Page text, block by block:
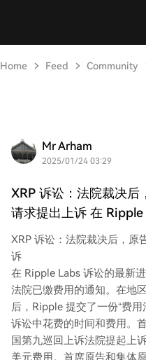
Home Feed Community
Mr Arham
2025/01/24 03:29
XRP 诉讼：法院裁决
请求提出上诉 在 Ripple
XRP 诉讼：法院裁决后，原
诉
在 Ripple Labs 诉讼的最新
法院已缴费用的通知。在地
后，Ripple 提交了一份“费
诉讼中花费的时间和费用。
国第九巡回上诉法院提起上
美元费用。首席原告和集体